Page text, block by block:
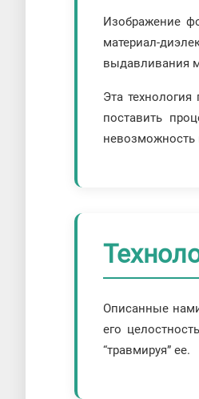
Изображение
материал-
выдавливания
Эта
поставить
невозможность
Описанные
его
“травмируя” ее.